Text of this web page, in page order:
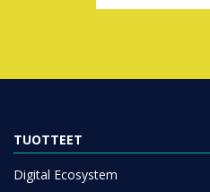
TUOTTEET
Digital Ecosystem